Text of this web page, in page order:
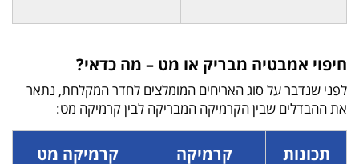
חיפוי אמבטיה מבריק או מט – מה כדאי?
לפני שנדבר על סוג האריחים המומלצים לחדר המקלחת, נתאר
את ההבדלים שבין הקרמיקה המבריקה לבין קרמיקה מט:
תכונות
קרמיקה
קרמיקה מט